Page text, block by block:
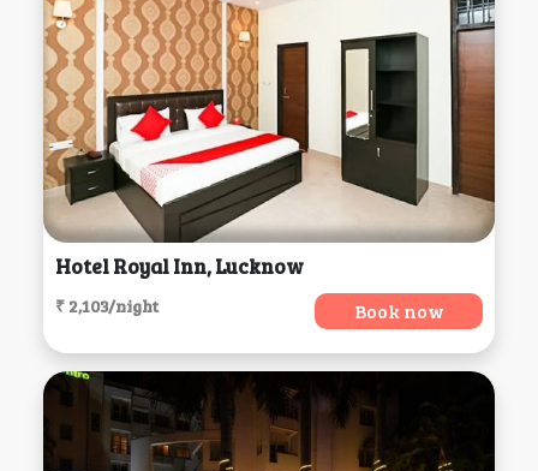
Hotel Royal Inn, Lucknow
₹ 2,103/night Book now